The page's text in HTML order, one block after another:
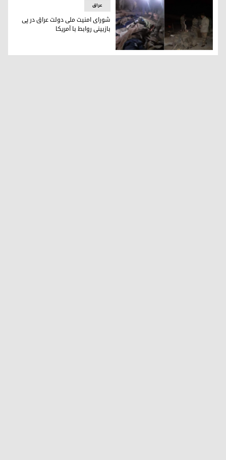
شورای امنیت ملی دولت عراق در پی بازبینی روابط با آمریکا
عراق
شورای امنیت ملی دولت عراق در پی
بازبینی روابط با آمریکا